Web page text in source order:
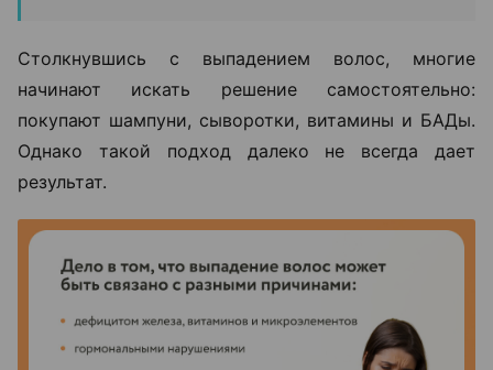
Столкнувшись с выпадением волос, многие
начинают искать решение самостоятельно:
покупают шампуни, сыворотки, витамины и БАДы.
Однако такой подход далеко не всегда дает
результат.